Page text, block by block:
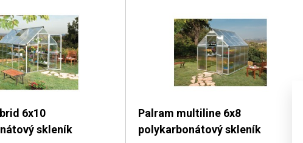
6x10
skleník
Palram multiline 6x8
polykarbonátový skleník